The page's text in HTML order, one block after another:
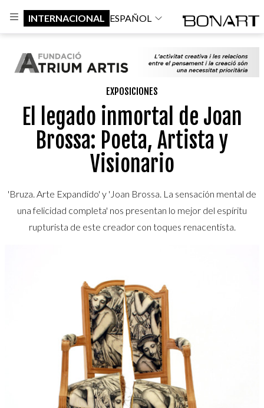
INTERNACIONAL ESPAÑOL
EXPOSICIONES
El legado inmortal de Joan
Brossa: Poeta, Artista y
Visionario
'Bruza. Arte Expandido' y 'Joan Brossa. La sensación mental de
una felicidad completa' nos presentan lo mejor del espíritu
rupturista de este creador con toques renacentista.